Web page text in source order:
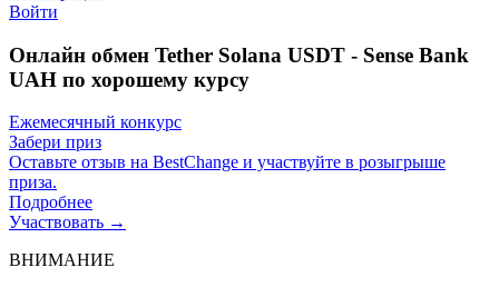
Войти
Онлайн обмен Tether Solana USDT - Sense Bank
UAH по хорошему курсу
Ежемесячный конкурс
Забери приз
Оставьте отзыв на BestChange и участвуйте в розыгрыше
приза.
Подробнее
Участвовать →
ВНИМАНИЕ